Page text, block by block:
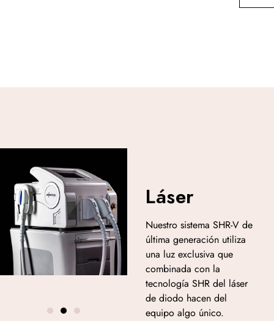
Láser
Nuestro sistema SHR-V de
última generación utiliza
una luz exclusiva que
combinada con la
tecnología SHR del láser
de diodo hacen del
equipo algo único.